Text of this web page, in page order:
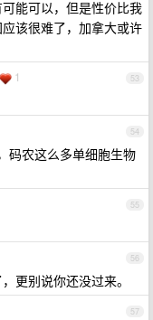
能可以，但是性价比我
该很难了，加拿大或许
53
1
54
码农这么多单细胞生物
55
56
更别说你还没过来。
57